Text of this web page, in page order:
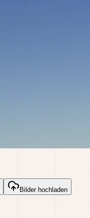
Bilder hochladen